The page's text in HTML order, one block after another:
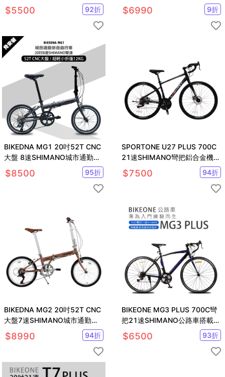
震登山越野自行車專為兒童設計
$5500 92折
量版粉紅白，絕美上市
$6990 9折
BIKEDNA MG1 20吋52T CNC
大盤 8速SHIMANO城市通勤折
疊自行車便捷換檔
$8500 95折
SPORTONE U27 PLUS 700C
21速SHIMANO彎把鋁合金機械
碟煞變速公路車
$7500 94折
BIKEDNA MG2 20吋52T CNC
大盤7速SHIMANO城市通勤折
疊自行車便捷換檔超輕小折
$8990 94折
BIKEONE MG3 PLUS 700C彎
把21速SHIMANO公路車搭載副
煞前後快拆設計
$6500 93折